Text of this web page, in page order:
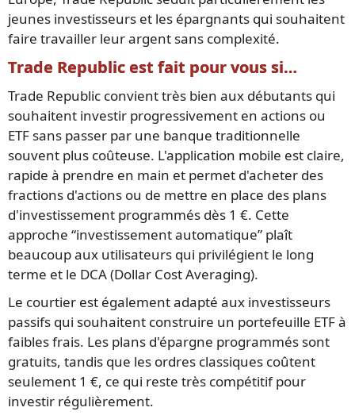
jeunes investisseurs et les épargnants qui souhaitent
faire travailler leur argent sans complexité.
Trade Republic est fait pour vous si…
Trade Republic convient très bien aux débutants qui
souhaitent investir progressivement en actions ou
ETF sans passer par une banque traditionnelle
souvent plus coûteuse. L'application mobile est claire,
rapide à prendre en main et permet d'acheter des
fractions d'actions ou de mettre en place des plans
d'investissement programmés dès 1 €. Cette
approche “investissement automatique” plaît
beaucoup aux utilisateurs qui privilégient le long
terme et le DCA (Dollar Cost Averaging).
Le courtier est également adapté aux investisseurs
passifs qui souhaitent construire un portefeuille ETF à
faibles frais. Les plans d'épargne programmés sont
gratuits, tandis que les ordres classiques coûtent
seulement 1 €, ce qui reste très compétitif pour
investir régulièrement.